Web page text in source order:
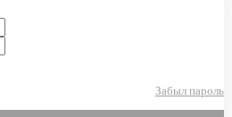
Забыл пароль